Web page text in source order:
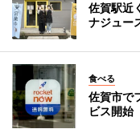
佐賀駅近
ナジュー
食べる
佐賀市で
ビス開